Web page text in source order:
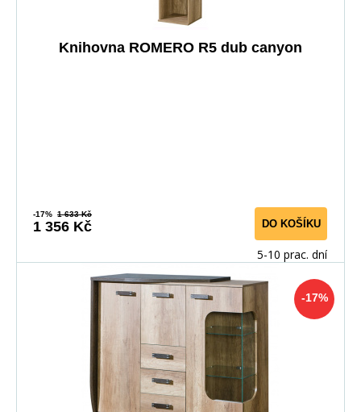
Knihovna ROMERO R5 dub canyon
-17% 1 633 Kč
1 356 Kč DO KOŠÍKU
5-10 prac. dní
-17%